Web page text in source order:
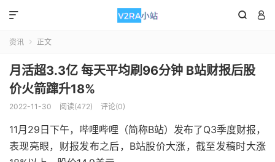
 

资讯  正文
月活超3.3亿 每天平均刷96分钟 B站财报后股
价火箭蹿升18%
2022-11-30 阅读(472) 评论(0)
11月29日下午，哔哩哔哩（简称B站）发布了Q3季度财报，
表现亮眼，财报发布之后，B站股价大涨，截至发稿时大涨